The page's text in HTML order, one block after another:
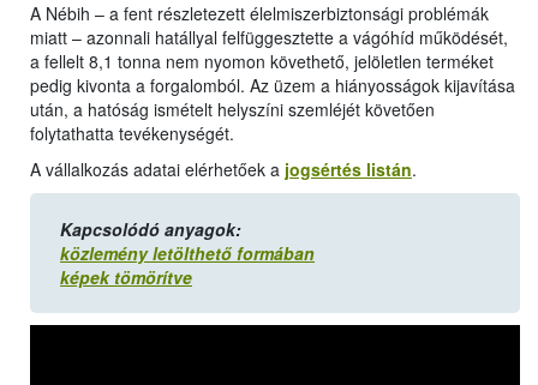
A Nébih – a fent részletezett élelmiszerbiztonsági problémák
miatt – azonnali hatállyal felfüggesztette a vágóhíd működését,
a fellelt 8,1 tonna nem nyomon követhető, jelöletlen terméket
pedig kivonta a forgalomból. Az üzem a hiányosságok kijavítása
után, a hatóság ismételt helyszíni szemléjét követően
folytathatta tevékenységét.
A vállalkozás adatai elérhetőek a jogsértés listán.
Kapcsolódó anyagok:
közlemény letölthető formában
képek tömörítve